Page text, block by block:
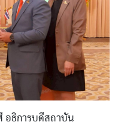
อธิการบดีสถาบัน